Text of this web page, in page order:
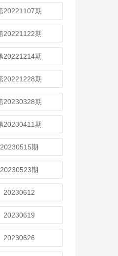
20221107期
20221122期
20221214期
20221228期
20230328期
20230411期
20230515期
20230523期
20230612
20230619
20230626